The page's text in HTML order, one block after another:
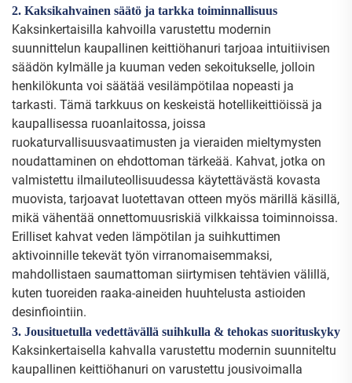
2. Kaksikahvainen säätö ja tarkka toiminnallisuus
Kaksinkertaisilla kahvoilla varustettu modernin
suunnittelun kaupallinen keittiöhanuri tarjoaa intuitiivisen
säädön kylmälle ja kuuman veden sekoitukselle, jolloin
henkilökunta voi säätää vesilämpötilaa nopeasti ja
tarkasti. Tämä tarkkuus on keskeistä hotellikeittiöissä ja
kaupallisessa ruoanlaitossa, joissa
ruokaturvallisuusvaatimusten ja vieraiden mieltymysten
noudattaminen on ehdottoman tärkeää. Kahvat, jotka on
valmistettu ilmailuteollisuudessa käytettävästä kovasta
muovista, tarjoavat luotettavan otteen myös märillä käsillä,
mikä vähentää onnettomuusriskiä vilkkaissa toiminnoissa.
Erilliset kahvat veden lämpötilan ja suihkuttimen
aktivoinnille tekevät työn virranomaisemmaksi,
mahdollistaen saumattoman siirtymisen tehtävien välillä,
kuten tuoreiden raaka-aineiden huuhtelusta astioiden
desinfiointiin.
3. Jousituetulla vedettävällä suihkulla & tehokas suorituskyky
Kaksinkertaisella kahvalla varustettu modernin suunniteltu
kaupallinen keittiöhanuri on varustettu jousivoimalla